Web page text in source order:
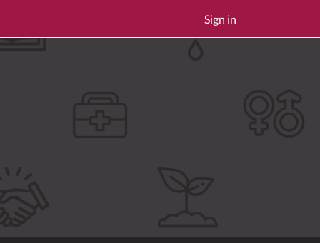
Sign in